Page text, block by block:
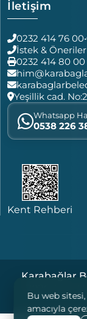
İletişim
0232 414 76 00•
İstek & Öneriler
0232 414 80 00
Yeşillik cad.
Whatsapp
0538 226
Kent Rehberi
Karabağlar
Bu web
amacıyla